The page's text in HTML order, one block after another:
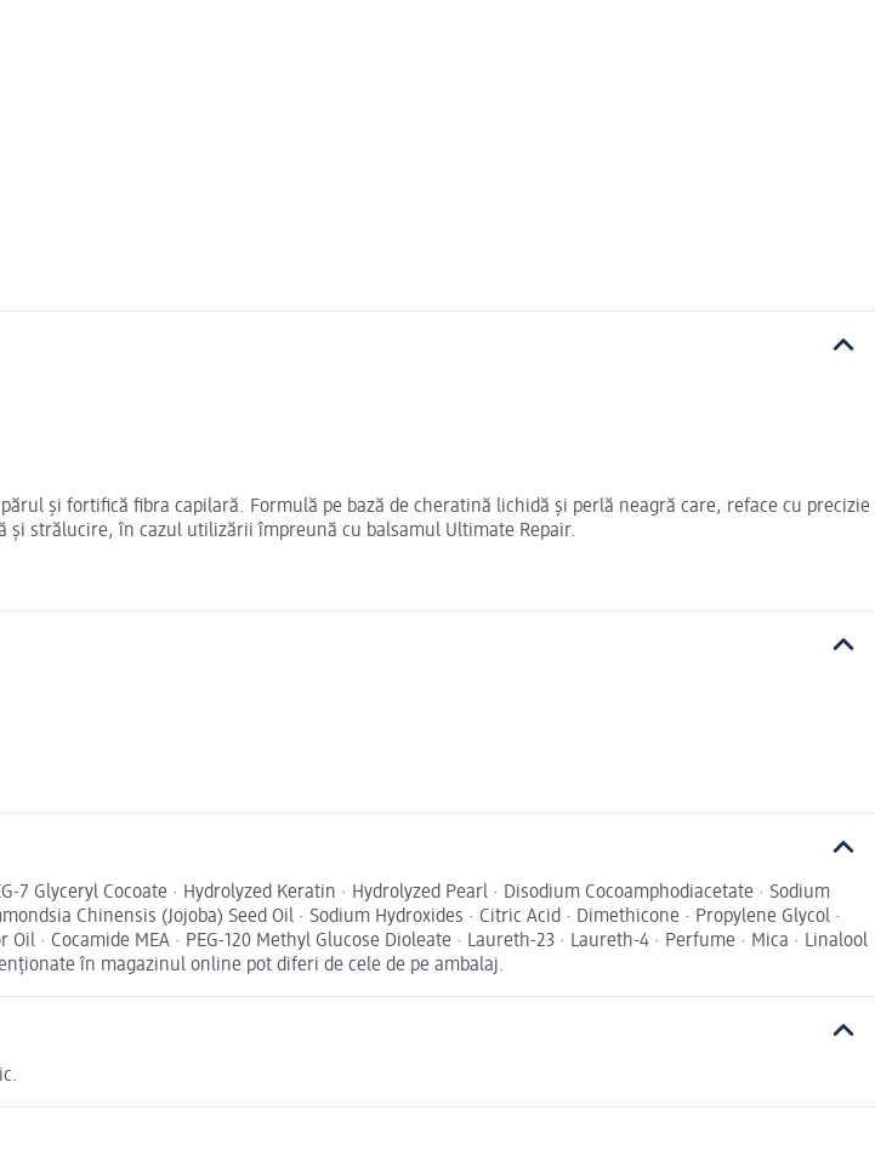
și fortifică fibra capilară. Formulă pe bază de cheratină lichidă și perlă neagră care, reface cu precizie
strălucire, în cazul utilizării împreună cu balsamul Ultimate Repair.
Glyceryl Cocoate · Hydrolyzed Keratin · Hydrolyzed Pearl · Disodium Cocoamphodiacetate · Sodium
Chinensis (Jojoba) Seed Oil · Sodium Hydroxides · Citric Acid · Dimethicone · Propylene Glycol ·
· Cocamide MEA · PEG-120 Methyl Glucose Dioleate · Laureth-23 · Laureth-4 · Perfume · Mica · Linalool
în magazinul online pot diferi de cele de pe ambalaj.